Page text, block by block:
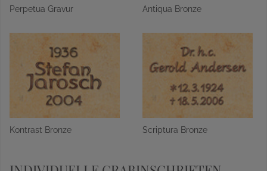
Perpetua Gravur Antiqua Bronze
Kontrast Bronze Scriptura Bronze